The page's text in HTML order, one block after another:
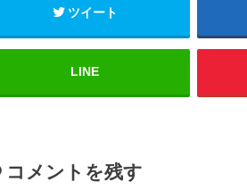
ツイート
LINE
コメントを残す